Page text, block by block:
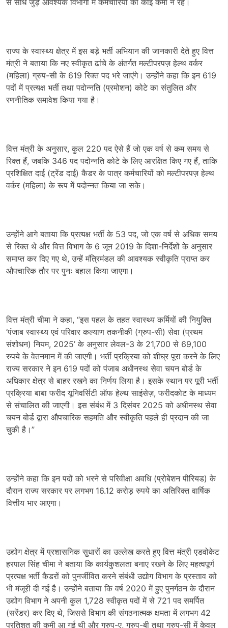
से सीधे जुड़े आवश्यक विभागों में कर्मचारियों की कोई कमी न रहे।
राज्य के स्वास्थ्य क्षेत्र में इस बड़े भर्ती अभियान की जानकारी देते हुए वित्त
मंत्री ने बताया कि नए स्वीकृत ढांचे के अंतर्गत मल्टीपरपज़ हेल्थ वर्कर
(महिला) ग्रुप-सी के 619 रिक्त पद भरे जाएंगे। उन्होंने कहा कि इन 619
पदों में प्रत्यक्ष भर्ती तथा पदोन्नति (प्रमोशन) कोटे का संतुलित और
रणनीतिक समावेश किया गया है।
वित्त मंत्री के अनुसार, कुल 220 पद ऐसे हैं जो एक वर्ष से कम समय से
रिक्त हैं, जबकि 346 पद पदोन्नति कोटे के लिए आरक्षित किए गए हैं, ताकि
प्रशिक्षित दाई (ट्रेंड दाई) कैडर के पात्र कर्मचारियों को मल्टीपरपज़ हेल्थ
वर्कर (महिला) के रूप में पदोन्नत किया जा सके।
उन्होंने आगे बताया कि प्रत्यक्ष भर्ती के 53 पद, जो एक वर्ष से अधिक समय
से रिक्त थे और वित्त विभाग के 6 जून 2019 के दिशा-निर्देशों के अनुसार
समाप्त कर दिए गए थे, उन्हें मंत्रिमंडल की आवश्यक स्वीकृति प्राप्त कर
औपचारिक तौर पर पुनः बहाल किया जाएगा।
वित्त मंत्री चीमा ने कहा, “इस पहल के तहत स्वास्थ्य कर्मियों की नियुक्ति
‘पंजाब स्वास्थ्य एवं परिवार कल्याण तकनीकी (ग्रुप-सी) सेवा (प्रथम
संशोधन) नियम, 2025’ के अनुसार लेवल-3 के 21,700 से 69,100
रुपये के वेतनमान में की जाएगी। भर्ती प्रक्रिया को शीघ्र पूरा करने के लिए
राज्य सरकार ने इन 619 पदों को पंजाब अधीनस्थ सेवा चयन बोर्ड के
अधिकार क्षेत्र से बाहर रखने का निर्णय लिया है। इसके स्थान पर पूरी भर्ती
प्रक्रिया बाबा फरीद यूनिवर्सिटी ऑफ हेल्थ साइंसेज़, फरीदकोट के माध्यम
से संचालित की जाएगी। इस संबंध में 3 दिसंबर 2025 को अधीनस्थ सेवा
चयन बोर्ड द्वारा औपचारिक सहमति और स्वीकृति पहले ही प्रदान की जा
चुकी है।”
उन्होंने कहा कि इन पदों को भरने से परिवीक्षा अवधि (प्रोबेशन पीरियड) के
दौरान राज्य सरकार पर लगभग 16.12 करोड़ रुपये का अतिरिक्त वार्षिक
वित्तीय भार आएगा।
उद्योग क्षेत्र में प्रशासनिक सुधारों का उल्लेख करते हुए वित्त मंत्री एडवोकेट
हरपाल सिंह चीमा ने बताया कि कार्यकुशलता बनाए रखने के लिए महत्वपूर्ण
प्रत्यक्ष भर्ती कैडरों को पुनर्जीवित करने संबंधी उद्योग विभाग के प्रस्ताव को
भी मंजूरी दी गई है। उन्होंने बताया कि वर्ष 2020 में हुए पुनर्गठन के दौरान
उद्योग विभाग ने अपनी कुल 1,728 स्वीकृत पदों में से 721 पद समर्पित
(सरेंडर) कर दिए थे, जिससे विभाग की संगठनात्मक क्षमता में लगभग 42
प्रतिशत की कमी आ गई थी और ग्रुप-ए, ग्रुप-बी तथा ग्रुप-सी में केवल